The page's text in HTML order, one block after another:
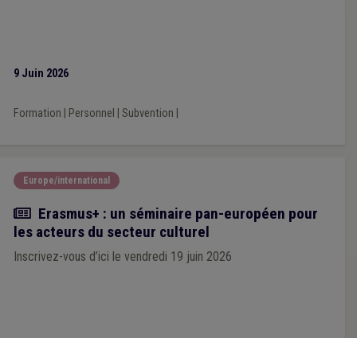
9 Juin 2026
Formation Personnel Subvention
Europe/international
Actualité
Erasmus+ : un séminaire pan-européen pour
les acteurs du secteur culturel
Inscrivez-vous d’ici le vendredi 19 juin 2026